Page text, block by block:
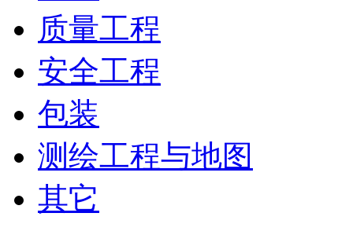
质量工程
安全工程
包装
测绘工程与地图
其它